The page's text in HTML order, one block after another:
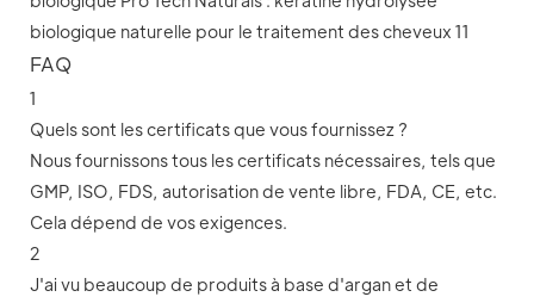
FAQ
1
Quels sont les certificats que vous fournissez ?
Nous fournissons tous les certificats nécessaires, tels que
GMP, ISO, FDS, autorisation de vente libre, FDA, CE, etc.
Cela dépend de vos exigences.
2
J'ai vu beaucoup de produits à base d'argan et de